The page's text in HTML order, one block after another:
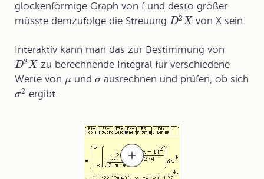
glockenförmige Graph von f und desto größer
müsste demzufolge die Streuung D2X von X sein.
Interaktiv kann man das zur Bestimmung von
D2X zu berechnende Integral für verschiedene
Werte von μ undσausrechnen und prüfen, ob sich
σ2 ergibt.